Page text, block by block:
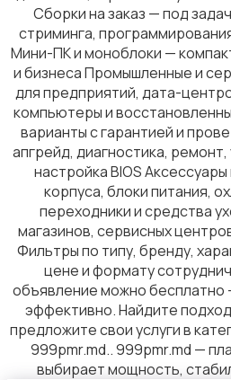
Сборки на заказ — под
стриминга,
Мини-ПК и моноблоки —
и бизнеса Промышленные и
для предприятий, дата-
компьютеры и
варианты с гарантией и
апгрейд, диагностика,
настройка BIOS
корпуса, блоки питания,
переходники и средства
магазинов, сервисных
Фильтры по типу, бренду,
цене и формату
объявление можно бесплатно
эффективно. Найдите
предложите свои услуги в
999pmr.md.. 999pmr.md —
выбирает мощность,